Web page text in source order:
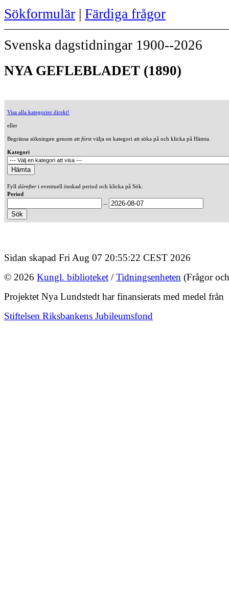
Sökformulär | Färdiga frågor
Svenska dagstidningar 1900--2026
NYA GEFLEBLADET (1890)
Visa alla kategorier direkt!
eller
Begränsa sökningen genom att förstvälja en kategori att söka på och klicka på Hämta.
Kategori
Fyll därefteri eventuell önskad period och klicka på Sök.
Period
--
Sidan skapad Fri Aug 07 20:55:22 CEST 2026
© 2026 Kungl. biblioteket /Tidningsenheten (Frågor
Projektet Nya Lundstedt har finansierats med medel från
Stiftelsen Riksbankens Jubileumsfond